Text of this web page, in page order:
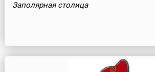
Заполярная столица